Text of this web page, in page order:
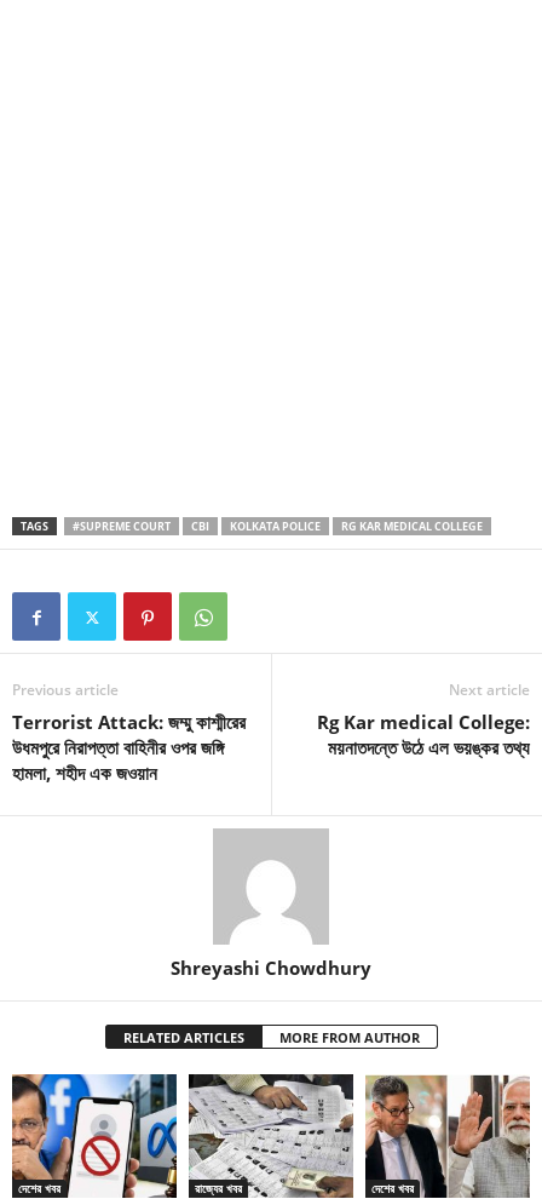
TAGS #SUPREME COURT CBI KOLKATA POLICE RG KAR MEDICAL COLLEGE
Previous article
Terrorist Attack: জম্মু কাশ্মীরের
উধমপুরে নিরাপত্তা বাহিনীর ওপর জঙ্গি
হামলা, শহীদ এক জওয়ান
Next article
Rg Kar medical College:
ময়নাতদন্তে উঠে এল ভয়ঙ্কর তথ্য
Shreyashi Chowdhury
RELATED ARTICLES MORE FROM AUTHOR
দেশের খবর রাজ্যের খবর দেশের খবর